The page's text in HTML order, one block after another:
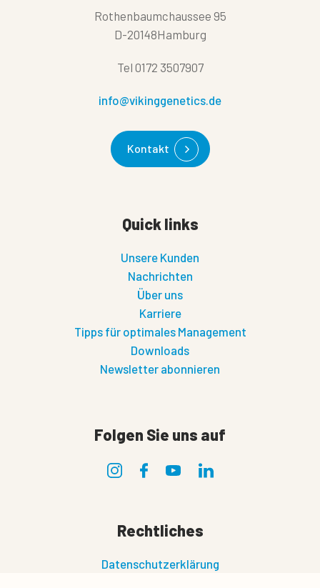
Rothenbaumchaussee 95
D-20148Hamburg
Tel 0172 3507907
info@vikinggenetics.de
Kontakt
Quick links
Unsere Kunden
Nachrichten
Über uns
Karriere
Tipps für optimales Management
Downloads
Newsletter abonnieren
Folgen Sie uns auf
Rechtliches
Datenschutzerklärung